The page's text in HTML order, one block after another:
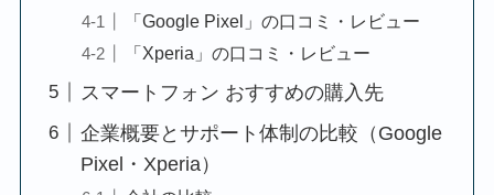
「Google Pixel」の口コミ・レビュー
「Xperia」の口コミ・レビュー
スマートフォン おすすめの購入先
企業概要とサポート体制の比較（Google
Pixel・Xperia）